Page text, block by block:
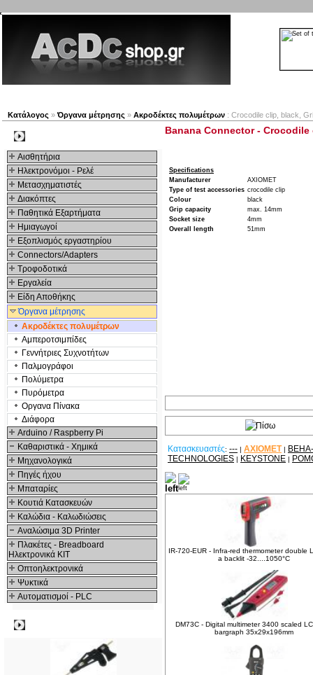
Κατάλογος »Όργανα μέτρησης » Ακροδέκτες πολυμέτρων : Crocodile clip, black,
Αισθητήρια
Ηλεκτρονόμοι - Ρελέ
Μετασχηματιστές
Διακόπτες
Παθητικά Εξαρτήματα
Hμιαγωγοί
Εξοπλισμός εργαστηρίου
Connectors/Adapters
Τροφοδοτικά
Εργαλεία
Είδη Αποθήκης
Όργανα μέτρησης
Ακροδέκτες πολυμέτρων
Αμπεροτσιμπίδες
Γενvήτριες Συχνοτήτων
Παλμογράφοι
Πολύμετρα
Πυρόμετρα
Οργανα Πίνακα
Διάφορα
Arduino / Raspberry Pi
Καθαριστικά - Χημικά
Μηχανολογικά
Πηγές ήχου
Μπαταρίες
Κουτιά Κατασκευών
Καλώδια - Καλωδιώσεις
Αναλώσιμα 3D Printer
Πλακέτες - Breadboard
Ηλεκτρονικά ΚΙΤ
Οπτοηλεκτρονικά
Ψυκτικά
Αυτοματισμοί - PLC
Banana Connector -
Specifications
Manufacturer
AXIOMET
Type of test accessories crocodile clip
Colour
black
Grip capacity
max. 14mm
Socket size
4mm
Overall length
51mm
Κατασκευαστές: --- | AXIOMET |
TECHNOLOGIES | KEYSTONE |
IR-720-EUR - Infra-red thermometer double
a backlit -32....1050°C
DM73C - Digital multimeter 3400 scaled
bargraph 35x29x196mm